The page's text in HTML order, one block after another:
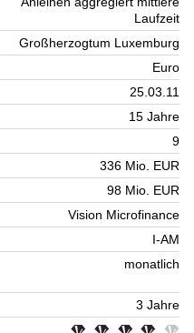
Laufzeit
Großherzogtum Luxemburg
Euro
25.03.11
15 Jahre
9
336 Mio. EUR
98 Mio. EUR
Vision Microfinance
I-AM
monatlich
3 Jahre